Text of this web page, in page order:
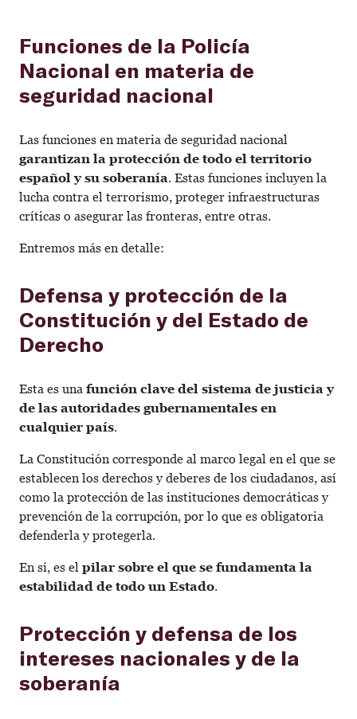
Funciones de la Policía
Nacional en materia de
seguridad nacional
Las funciones en materia de seguridad nacional
garantizan la protección de todo el territorio
español y su soberanía. Estas funciones incluyen la
lucha contra el terrorismo, proteger infraestructuras
críticas o asegurar las fronteras, entre otras.
Entremos más en detalle:
Defensa y protección de la
Constitución y del Estado de
Derecho
Esta es una función clave del sistema de justicia y
de las autoridades gubernamentales en
cualquier país.
La Constitución corresponde al marco legal en el que se
establecen los derechos y deberes de los ciudadanos, así
como la protección de las instituciones democráticas y
prevención de la corrupción, por lo que es obligatoria
defenderla y protegerla.
En sí, es el pilar sobre el que se fundamenta la
estabilidad de todo un Estado.
Protección y defensa de los
intereses nacionales y de la
soberanía